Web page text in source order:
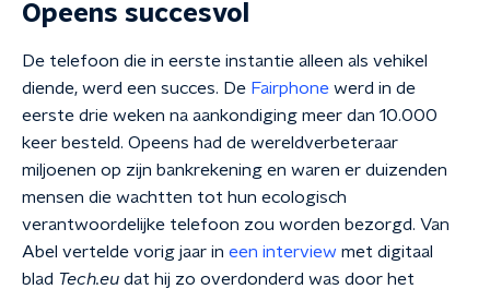
Opeens succesvol
De telefoon die in eerste instantie alleen als vehikel
diende, werd een succes. De Fairphone werd in de
eerste drie weken na aankondiging meer dan 10.000
keer besteld. Opeens had de wereldverbeteraar
miljoenen op zijn bankrekening en waren er duizenden
mensen die wachtten tot hun ecologisch
verantwoordelijke telefoon zou worden bezorgd. Van
Abel vertelde vorig jaar in een interview met digitaal
blad Tech.eu dat hij zo overdonderd was door het